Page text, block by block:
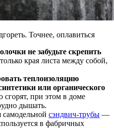
Точнее, оплавиться
не забудьте скрепить
края листа между собой,
теплоизоляцию
или органического
при этом в доме
дышать.
сэндвич-трубы —
в фабричных